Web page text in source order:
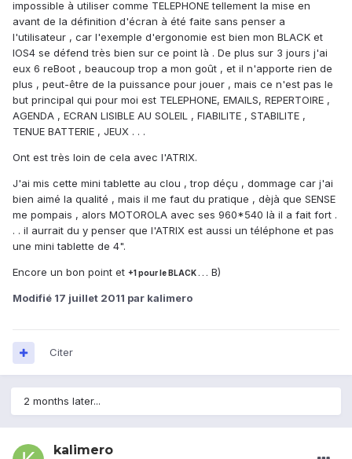
impossible à utiliser comme TELEPHONE tellement la mise en
avant de la définition d'écran à été faite sans penser a
l'utilisateur , car l'exemple d'ergonomie est bien mon BLACK et
IOS4 se défend très bien sur ce point là . De plus sur 3 jours j'ai
eux 6 reBoot , beaucoup trop a mon goût , et il n'apporte rien de
plus , peut-être de la puissance pour jouer , mais ce n'est pas le
but principal qui pour moi est TELEPHONE, EMAILS, REPERTOIRE ,
AGENDA , ECRAN LISIBLE AU SOLEIL , FIABILITE , STABILITE ,
TENUE BATTERIE , JEUX . . .
Ont est très loin de cela avec l'ATRIX.
J'ai mis cette mini tablette au clou , trop déçu , dommage car j'ai
bien aimé la qualité , mais il me faut du pratique , dèjà que SENSE
me pompais , alors MOTOROLA avec ses 960*540 là il a fait fort .
. . il aurrait du y penser que l'ATRIX est aussi un téléphone et pas
une mini tablette de 4".
Encore un bon point et +1 pour le BLACK . . . B)
Modifié 17 juillet 2011 par kalimero
Citer
2 months later...
kalimero